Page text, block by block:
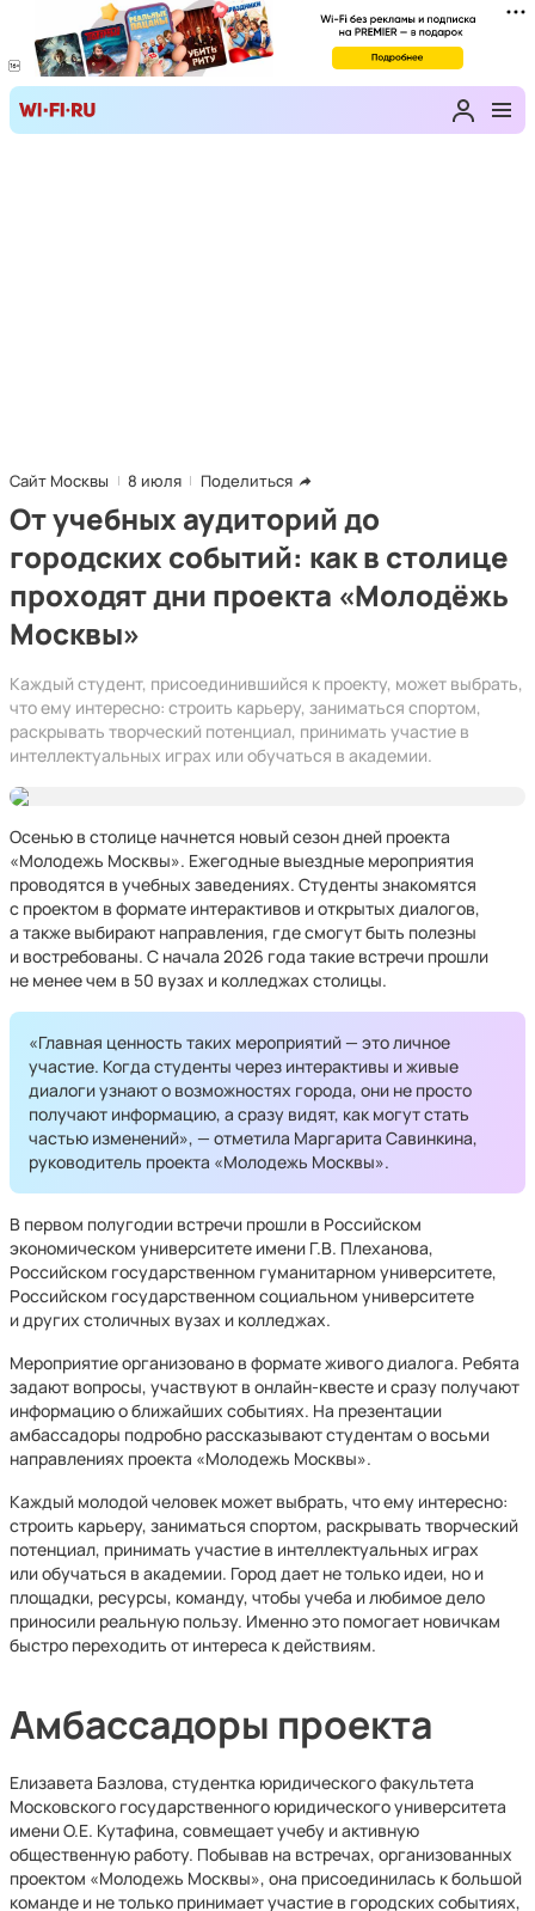
Сайт Москвы 8 июля Поделиться
От учебных аудиторий до
городских событий: как в столице
проходят дни проекта «Молодёжь
Москвы»
Каждый студент, присоединившийся к проекту, может выбрать,
что ему интересно: строить карьеру, заниматься спортом,
раскрывать творческий потенциал, принимать участие в
интеллектуальных играх или обучаться в академии.
Осенью в столице начнется новый сезон дней проекта
«Молодежь Москвы». Ежегодные выездные мероприятия
проводятся в учебных заведениях. Студенты знакомятся
с проектом в формате интерактивов и открытых диалогов,
а также выбирают направления, где смогут быть полезны
и востребованы. С начала 2026 года такие встречи прошли
не менее чем в 50 вузах и колледжах столицы.
«Главная ценность таких мероприятий — это личное
участие. Когда студенты через интерактивы и живые
диалоги узнают о возможностях города, они не просто
получают информацию, а сразу видят, как могут стать
частью изменений», — отметила Маргарита Савинкина,
руководитель проекта «Молодежь Москвы».
В первом полугодии встречи прошли в Российском
экономическом университете имени Г.В. Плеханова,
Российском государственном гуманитарном университете,
Российском государственном социальном университете
и других столичных вузах и колледжах.
Мероприятие организовано в формате живого диалога. Ребята
задают вопросы, участвуют в онлайн-квесте и сразу получают
информацию о ближайших событиях. На презентации
амбассадоры подробно рассказывают студентам о восьми
направлениях проекта «Молодежь Москвы».
Каждый молодой человек может выбрать, что ему интересно:
строить карьеру, заниматься спортом, раскрывать творческий
потенциал, принимать участие в интеллектуальных играх
или обучаться в академии. Город дает не только идеи, но и
площадки, ресурсы, команду, чтобы учеба и любимое дело
приносили реальную пользу. Именно это помогает новичкам
быстро переходить от интереса к действиям.
Амбассадоры проекта
Елизавета Базлова, студентка юридического факультета
Московского государственного юридического университета
имени О.Е. Кутафина, совмещает учебу и активную
общественную работу. Побывав на встречах, организованных
проектом «Молодежь Москвы», она присоединилась к большой
команде и не только принимает участие в городских событиях,